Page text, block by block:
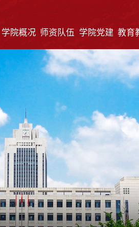
学院概况 师资队伍 学院党建 教育